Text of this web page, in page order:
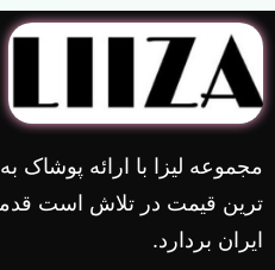
مجموعه لیزا با ارائه پوشاک
ترین قیمت در تلاش است
ایران بردارد.